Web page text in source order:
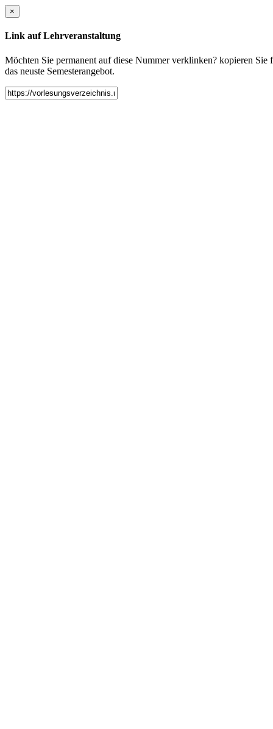
×
Link auf Lehrveranstaltung
Möchten Sie permanent auf diese Nummer verklinken? kopieren
das neuste Semesterangebot.